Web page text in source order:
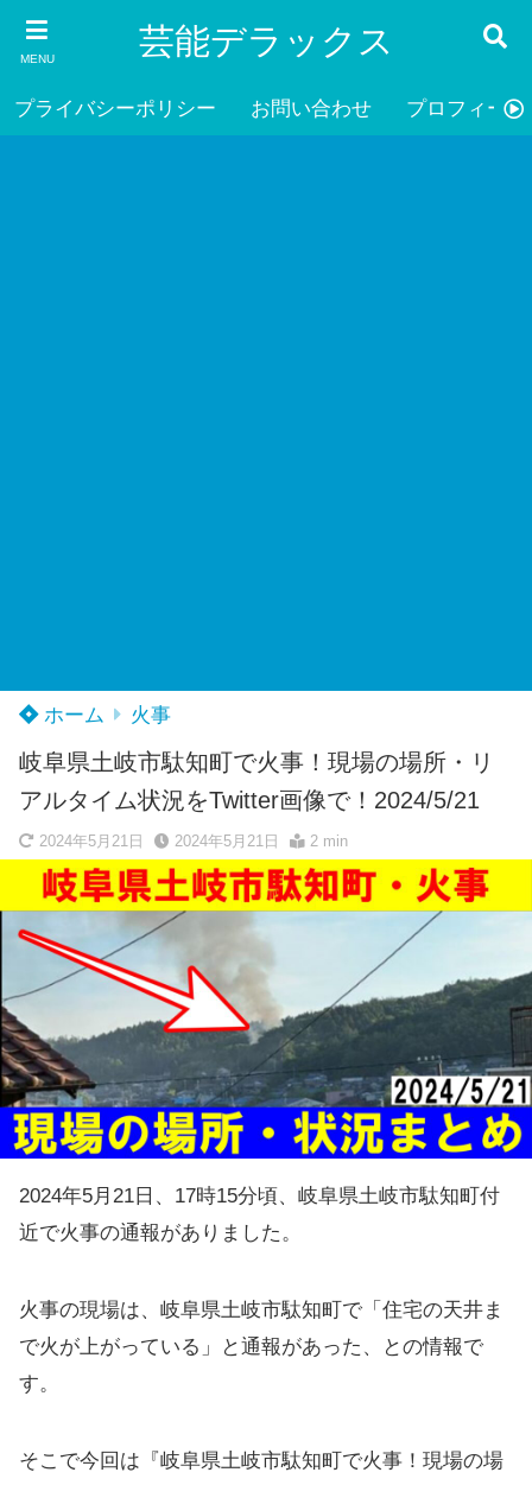
MENU 芸能デラックス
プライバシーポリシー お問い合わせ プロフィール
ホーム 火事
岐阜県土岐市駄知町で火事！現場の場所・リ
アルタイム状況をTwitter画像で！2024/5/21
2024年5月21日 2024年5月21日 2 min
2024年5月21日、17時15分頃、岐阜県土岐市駄知町付
近で火事の通報がありました。
火事の現場は、岐阜県土岐市駄知町で「住宅の天井ま
で火が上がっている」と通報があった、との情報で
す。
そこで今回は『岐阜県土岐市駄知町で火事！現場の場